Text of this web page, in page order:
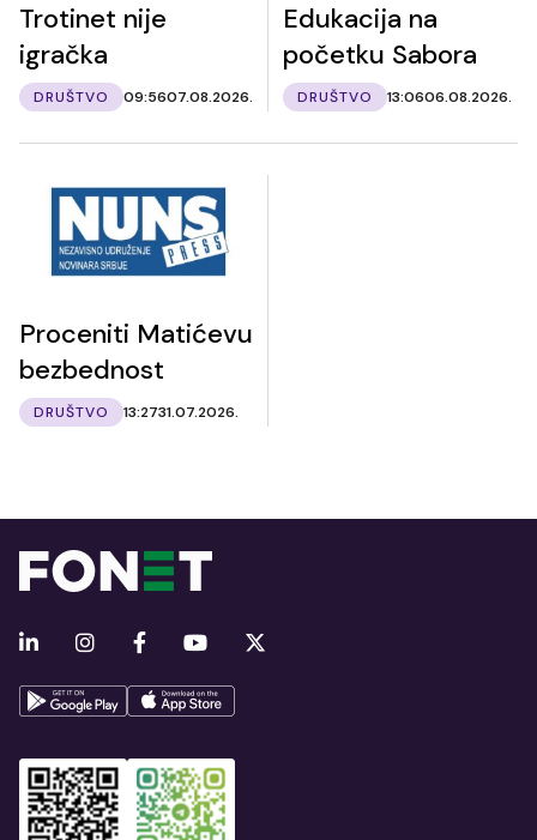
Trotinet nije
igračka
DRUŠTVO 09:5607.08.2026.
Edukacija na
početku Sabora
DRUŠTVO 13:0606.08.2026.
Proceniti Matićevu
bezbednost
DRUŠTVO 13:2731.07.2026.